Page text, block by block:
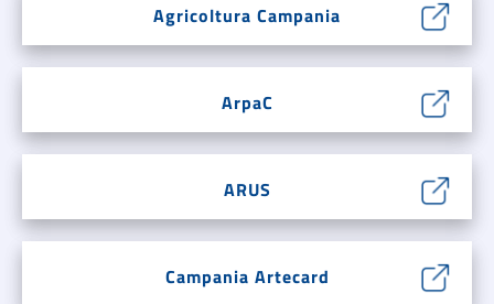
Agricoltura Campania
ArpaC
ARUS
Campania Artecard